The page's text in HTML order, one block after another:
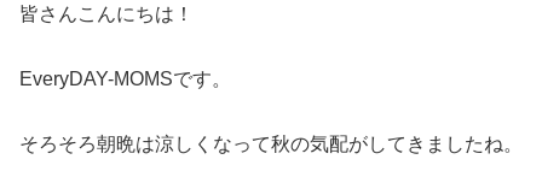
皆さんこんにちは！
EveryDAY-MOMSです。
そろそろ朝晩は涼しくなって秋の気配がしてきましたね。